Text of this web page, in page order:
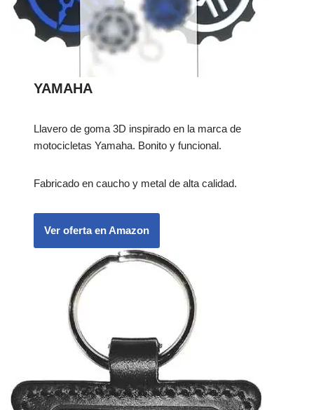
YAMAHA
Llavero de goma 3D inspirado en la marca de
motocicletas Yamaha. Bonito y funcional.
Fabricado en caucho y metal de alta calidad.
Ver oferta en Amazon